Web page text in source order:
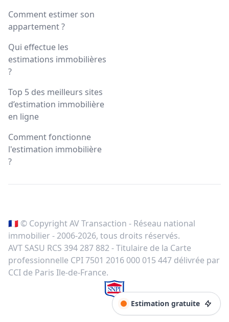
Estimation gratuite
Comment estimer son
appartement ?
Qui effectue les
estimations immobilières
?
Top 5 des meilleurs sites
d’estimation immobilière
en ligne
Comment fonctionne
l'estimation immobilière
?
🇫🇷 © Copyright AV Transaction - Réseau national
immobilier - 2006-2026, tous droits réservés.
AVT SASU RCS 394 287 882 - Titulaire de la Carte
professionnelle CPI 7501 2016 000 015 447 délivrée par
CCI de Paris Ile-de-France.